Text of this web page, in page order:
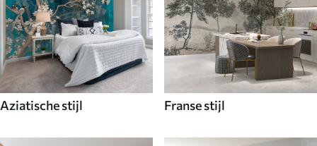
Aziatische stijl Franse stijl